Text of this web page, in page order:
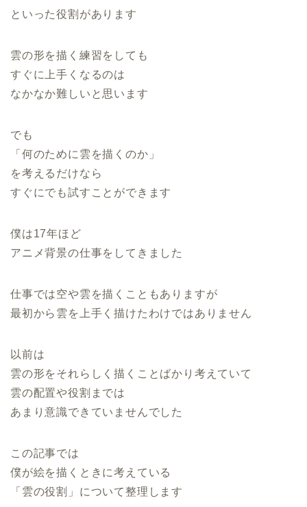
といった役割があります
雲の形を描く練習をしても
すぐに上手くなるのは
なかなか難しいと思います
でも
「何のために雲を描くのか」
を考えるだけなら
すぐにでも試すことができます
僕は17年ほど
アニメ背景の仕事をしてきました
仕事では空や雲を描くこともありますが
最初から雲を上手く描けたわけではありません
以前は
雲の形をそれらしく描くことばかり考えていて
雲の配置や役割までは
あまり意識できていませんでした
この記事では
僕が絵を描くときに考えている
「雲の役割」について整理します